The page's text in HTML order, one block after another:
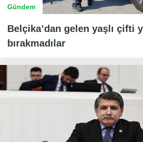
Gündem
Belçika’dan gelen yaşlı çifti
bırakmadılar